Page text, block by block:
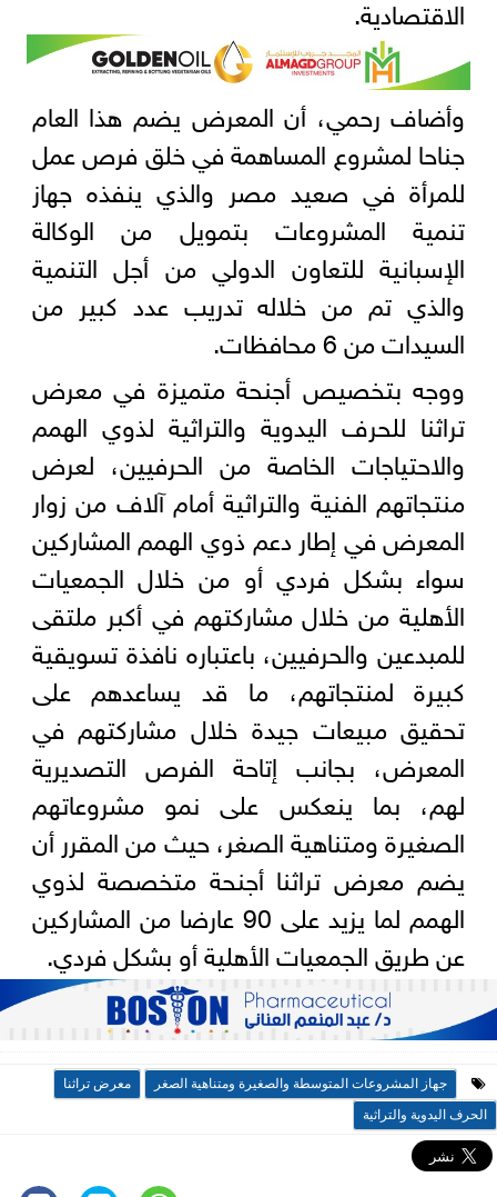
الاقتصادية.
وأضاف رحمي، أن المعرض يضم هذا العام
جناحا لمشروع المساهمة في خلق فرص عمل
للمرأة في صعيد مصر والذي ينفذه جهاز
تنمية المشروعات بتمويل من الوكالة
الإسبانية للتعاون الدولي من أجل التنمية
والذي تم من خلاله تدريب عدد كبير من
السيدات من 6 محافظات.
ووجه بتخصيص أجنحة متميزة في معرض
تراثنا للحرف اليدوية والتراثية لذوي الهمم
والاحتياجات الخاصة من الحرفيين، لعرض
منتجاتهم الفنية والتراثية أمام آلاف من زوار
المعرض في إطار دعم ذوي الهمم المشاركين
سواء بشكل فردي أو من خلال الجمعيات
الأهلية من خلال مشاركتهم في أكبر ملتقى
للمبدعين والحرفيين، باعتباره نافذة تسويقية
كبيرة لمنتجاتهم، ما قد يساعدهم على
تحقيق مبيعات جيدة خلال مشاركتهم في
المعرض، بجانب إتاحة الفرص التصديرية
لهم، بما ينعكس على نمو مشروعاتهم
الصغيرة ومتناهية الصغر، حيث من المقرر أن
يضم معرض تراثنا أجنحة متخصصة لذوي
الهمم لما يزيد على 90 عارضا من المشاركين
عن طريق الجمعيات الأهلية أو بشكل فردي.
جهاز المشروعات المتوسطة والصغيرة ومتناهية الصغر
معرض تراثنا
الحرف اليدوية والتراثية